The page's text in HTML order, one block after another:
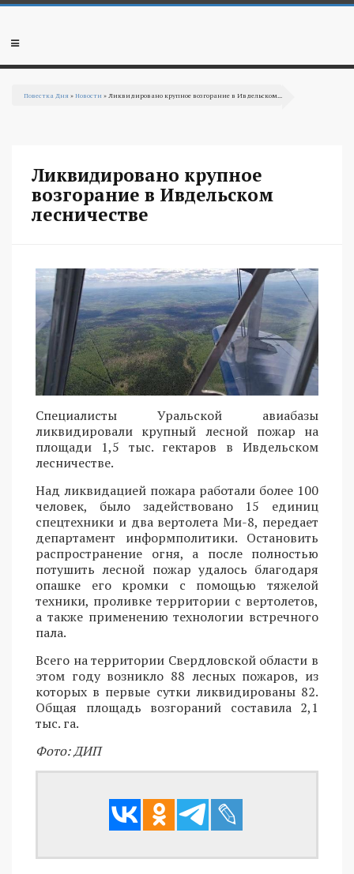
Перейти к основному содержанию
Мобильное
Повестка Дня »Новости » Ликвидировано крупное возгорание в Ивдельском...
Ликвидировано крупное
возгорание в Ивдельском
лесничестве
Специалисты Уральской авиабазы
ликвидировали крупный лесной пожар на
площади 1,5 тыс. гектаров в Ивдельском
лесничестве.
Над ликвидацией пожара работали более 100
человек, было задействовано 15 единиц
спецтехники и два вертолета Ми-8, передает
департамент информполитики. Остановить
распространение огня, а после полностью
потушить лесной пожар удалось благодаря
опашке его кромки с помощью тяжелой
техники, проливке территории с вертолетов,
а также применению технологии встречного
пала.
Всего на территории Свердловской области в
этом году возникло 88 лесных пожаров, из
которых в первые сутки ликвидированы 82.
Общая площадь возгораний составила 2,1
тыс. га.
Фото: ДИП